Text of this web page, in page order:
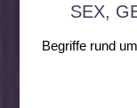
SEX,
Begriffe rund